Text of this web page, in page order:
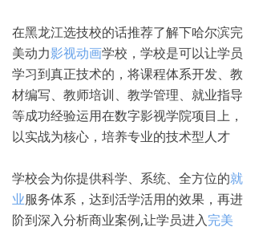
在黑龙江选技校的话推荐了解下哈尔滨完
美动力影视动画学校，学校是可以让学员
学习到真正技术的，将课程体系开发、教
材编写、教师培训、教学管理、就业指导
等成功经验运用在数字影视学院项目上，
以实战为核心，培养专业的技术型人才
学校会为你提供科学、系统、全方位的就
业服务体系，达到活学活用的效果，再进
阶到深入分析商业案例,让学员进入完美